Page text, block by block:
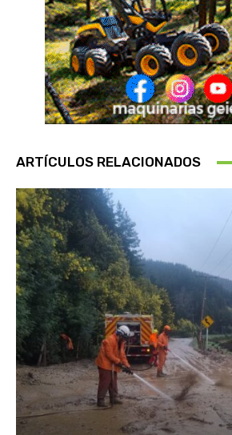
ARTÍCULOS RELACIONADOS